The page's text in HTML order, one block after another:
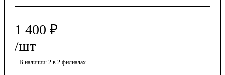
1 400 ₽
/шт
В наличии: 2 в 2 филиалах